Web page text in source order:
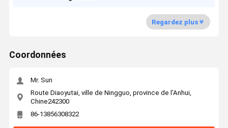
Regardez plus
Coordonnées
Mr. Sun
Route Diaoyutai, ville de Ningguo, province de l'Anhui,
Chine242300
86-13856308322